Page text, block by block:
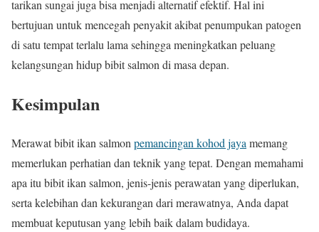
tarikan sungai juga bisa menjadi alternatif efektif. Hal ini
bertujuan untuk mencegah penyakit akibat penumpukan patogen
di satu tempat terlalu lama sehingga meningkatkan peluang
kelangsungan hidup bibit salmon di masa depan.
Kesimpulan
Merawat bibit ikan salmon pemancingan kohod jaya memang
memerlukan perhatian dan teknik yang tepat. Dengan memahami
apa itu bibit ikan salmon, jenis-jenis perawatan yang diperlukan,
serta kelebihan dan kekurangan dari merawatnya, Anda dapat
membuat keputusan yang lebih baik dalam budidaya.